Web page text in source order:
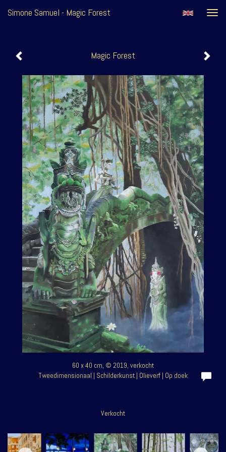
Simone Samuel - Magic Forest
Magic Forest
60 x 40 cm, © 2019, verkocht
Tweedimensionaal | Schilderkunst | Olieverf | Op doek
Verkocht